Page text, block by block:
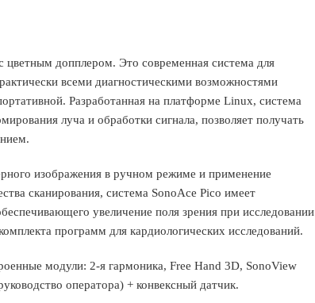
цветным допплером. Это современная система для
всеми диагностическими возможностями
Разработанная на платформе Linux, система
луча и обработки сигнала, позволяет получать
изображения в ручном режиме и применение
сканирования, система SonoAce Pico имеет
увеличение поля зрения при исследовании
программ для кардиологических исследований.
модули: 2-я гармоника, Free Hand 3D, SonoView
оператора) + конвексный датчик.